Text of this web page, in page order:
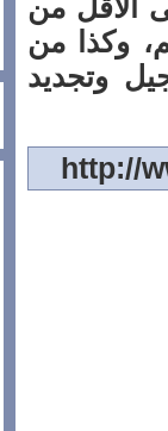
من
وكذا من
وتجديد